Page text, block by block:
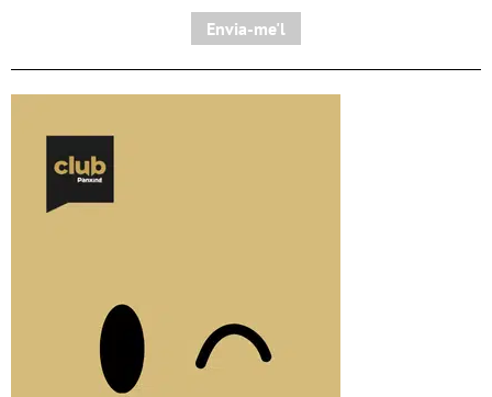
Envia-me'l